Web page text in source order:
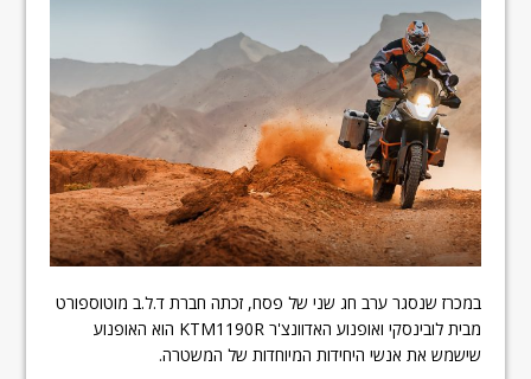
במכרז שנסגר ערב חג שני של פסח, זכתה חברת ד.ל.ב מוטוספורט
מבית לובינסקי ואופנוע האדוונצ'ר KTM1190R הוא האופנוע
שישמש את אנשי היחידות המיוחדות של המשטרה.